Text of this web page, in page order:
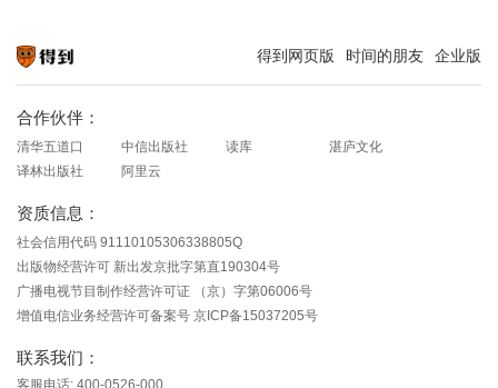
得到网页版 时间的朋友 企业版
合作伙伴：
清华五道口 中信出版社 读库
湛庐文化
译林出版社
阿里云
资质信息：
社会信用代码 91110105306338805Q
出版物经营许可 新出发京批字第直190304号
广播电视节目制作经营许可证 （京）字第06006号
增值电信业务经营许可备案号 京ICP备15037205号
联系我们：
客服电话: 400-0526-000